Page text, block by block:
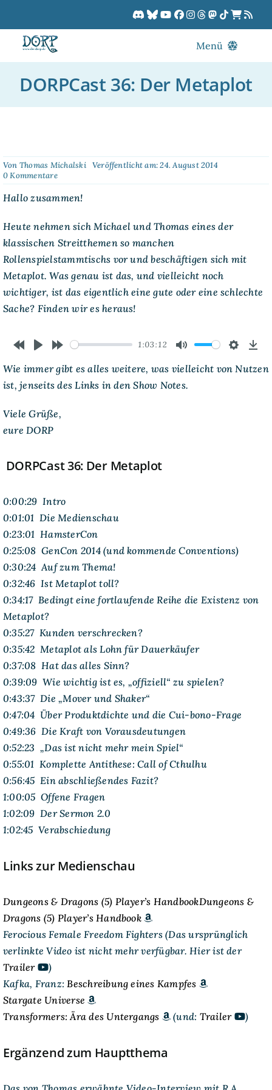
springen
Menü
DORPCast
Dracon
DORPCast 36: Der Metaplot
Von Thomas Michalski
Veröffentlicht am: 24. August 2014
0 Kommentareon
DORPCast
36:
Hallo zusammen!
Heute nehmen sich Michael und Thomas eines der
klassischen Streitthemen so manchen
Rollenspielstammtischs vor und beschäftigen sich mit
Metaplot. Was genau ist das, und vielleicht noch
wichtiger, ist das eigentlich eine gute oder eine schlechte
Sache? Finden wir es heraus!
10s
10s
1:03:12
Wie immer gibt es alles weitere, was vielleicht von Nutzen
ist, jenseits des Links in denShow Notes.
Viele Grüße,
eure DORP
DORPCast 36: Der Metaplot
0:00:29 Intro
0:01:01 Die Medienschau
0:23:01 HamsterCon
0:25:08 GenCon 2014 (und kommende Conventions)
0:30:24 Auf zum Thema!
0:32:46 Ist Metaplot toll?
0:34:17 Bedingt eine fortlaufende Reihe die Existenz von
Metaplot?
0:35:27 Kunden verschrecken?
0:35:42 Metaplot als Lohn für Dauerkäufer
0:37:08 Hat das alles Sinn?
0:39:09 Wie wichtig ist es, „offiziell“ zu spielen?
0:43:37 Die „Mover und Shaker“
0:47:04 Über Produktdichte und die Cui-bono-Frage
0:49:36 Die Kraft von Vorausdeutungen
0:52:23 „Das ist nicht mehr mein Spiel“
0:55:01 Komplette Antithese: Call of Cthulhu
0:56:45 Ein abschließendes Fazit?
1:00:05 Offene Fragen
1:02:09 Der Sermon 2.0
1:02:45 Verabschiedung
Links zur Medienschau
Dungeons & Dragons (5) Player’s HandbookDungeons &
Dragons (5) Player’s Handbook
Ferocious Female Freedom Fighters (Das ursprünglich
verlinkte Video ist nicht mehr verfügbar. Hier ist der
Trailer
)
Kafka, Franz:Beschreibung eines Kampfes
Stargate Universe
Transformers: Ära des Untergangs
(und: Trailer )
Ergänzend zum Hauptthema